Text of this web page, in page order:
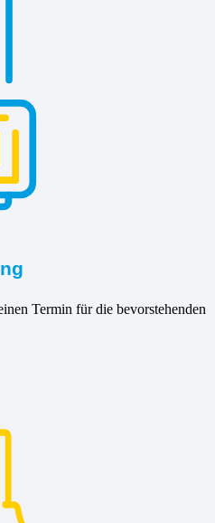
Termin für die bevorstehenden